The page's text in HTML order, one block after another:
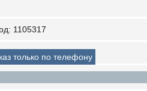
1105317
только по телефону